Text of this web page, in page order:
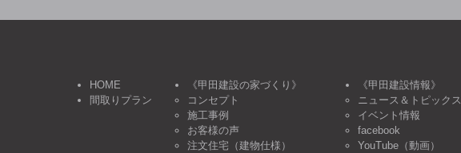
HOME
間取りプラン
《甲田建設の家づくり》
コンセプト
施工事例
お客様の声
注文住宅（建物仕様）
《甲田建設情報》
ニュース＆トピックス
イベント情報
facebook
YouTube（動画）